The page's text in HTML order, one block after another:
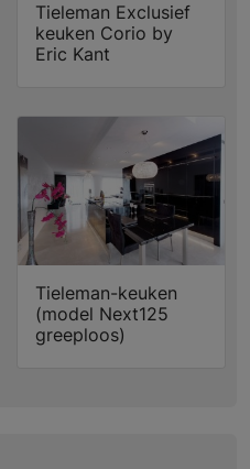
Tieleman Exclusief
keuken Corio by
Eric Kant
Tieleman-keuken
(model Next125
greeploos)